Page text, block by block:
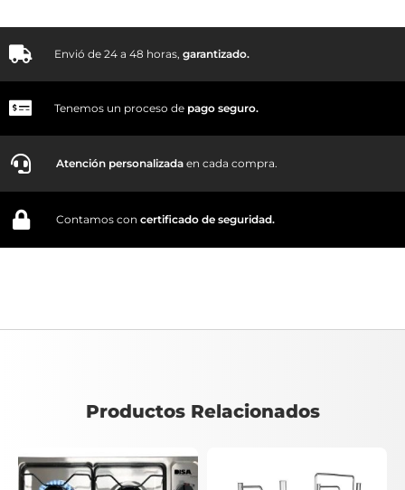
Envió de 24 a 48 horas, garantizado.
Tenemos un proceso de pago seguro.
Atención personalizada en cada compra.
Contamos con certificado de seguridad.
Productos Relacionados